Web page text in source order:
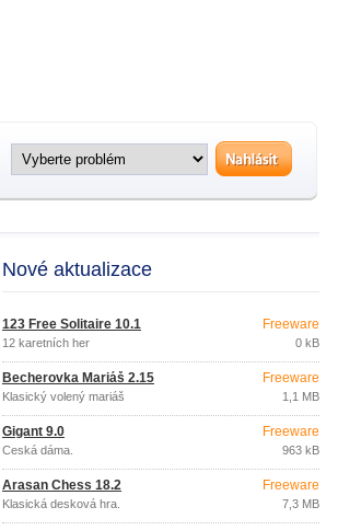
Nové aktualizace
123 Free Solitaire 10.1
12 karetních her
Freeware
0 kB
Becherovka Mariáš 2.15
Klasický volený mariáš
Freeware
1,1 MB
Gigant 9.0
Česká dáma.
Freeware
963 kB
Arasan Chess 18.2
Klasická desková hra.
Freeware
7,3 MB